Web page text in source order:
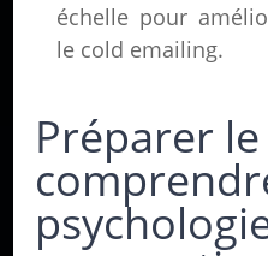
échelle pour
le cold emailing.
Préparer